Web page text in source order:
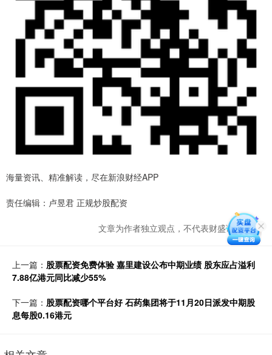
海量资讯、精准解读，尽在新浪财经APP
责任编辑：卢昱君 正规炒股配资
文章为作者独立观点，不代表财盛证券观点
上一篇： 股票配资免费体验 嘉里建设公布中期业绩 股东应占溢利
7.88亿港元同比减少55%
下一篇： 股票配资哪个平台好 石药集团将于11月20日派发中期股
息每股0.16港元